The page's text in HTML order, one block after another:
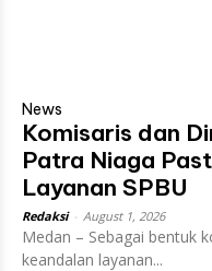
News
Komisaris dan
Patra Niaga
Layanan SPBU
Redaksi August 1, 2026
Medan – Sebagai bentuk
keandalan layanan...